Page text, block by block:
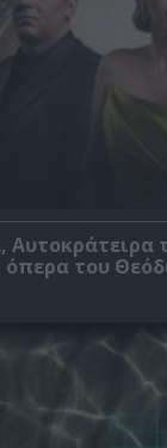
όπερα του